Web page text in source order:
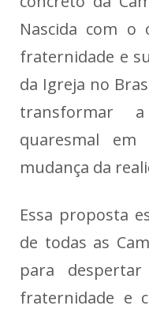
Nascida com o
fraternidade e
da Igreja no
transformar
quaresmal
mudança da
Essa proposta
de todas as
para
fraternidade e